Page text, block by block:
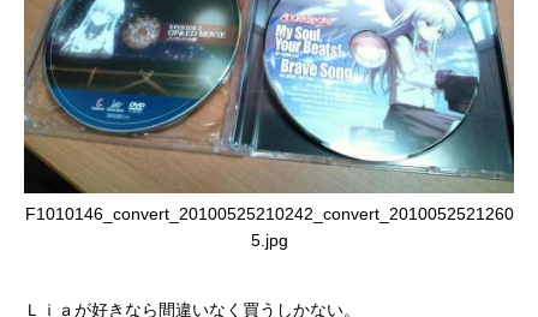
F1010146_convert_20100525210242_convert_2010052521260
5.jpg
Ｌｉａが好きなら間違いなく買うしかない。